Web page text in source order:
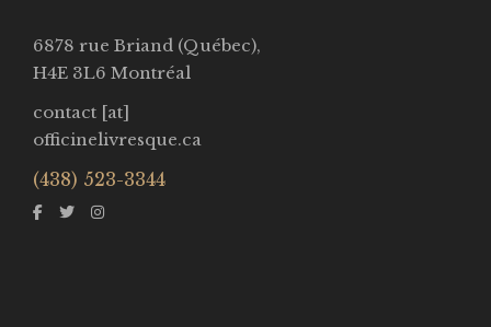
6878 rue Briand (Québec),
H4E 3L6 Montréal
contact [at]
officinelivresque.ca
(438) 523-3344